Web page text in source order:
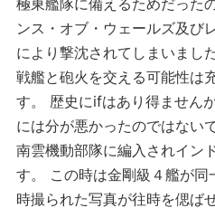
極東艦隊に備えるためだった
ンス・オブ・ウェールズ及び
により撃沈されてしまいまし
戦艦と砲火を交える可能性は
す。 歴史にifはあり得ません
には分が悪かったのではない
南雲機動部隊に編入されイン
す。 この時は金剛級４艦が
時撮られた写真が往時を偲ば